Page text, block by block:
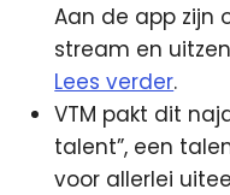
Aan de app zijn
stream en
Lees verder.
VTM pakt dit
talent”, een
voor allerlei